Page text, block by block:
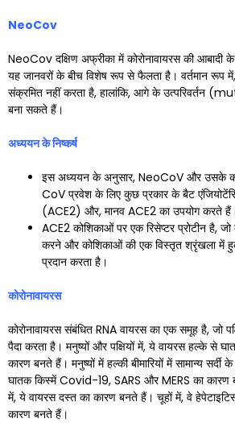
NeoCov
NeoCov दक्षिण अफ्रीका में कोरोनावायरस की आबादी
यह जानवरों के बीच विशेष रूप से फैलता है। वर्तमान रूप
संक्रमित नहीं करता है, हालांकि, आगे के उत्परिवर्तन
बना सकते हैं।
अध्ययन के निष्कर्ष
इस अध्ययन के अनुसार, NeoCoV और उसके
CoV प्रवेश के लिए कुछ प्रकार के बैट
(ACE2) और, मानव ACE2 का उपयोग करते
ACE2 कोशिकाओं पर एक रिसेप्टर प्रोटीन है,
करने और कोशिकाओं की एक विस्तृत श्रृंखला में
प्रदान करता है।
कोरोनावायरस
कोरोनावायरस संबंधित RNA वायरस का एक समूह है, जो
पैदा करता है। मनुष्यों और पक्षियों में, ये वायरस हल्के से
कारण बनते हैं। मनुष्यों में हल्की बीमारियों में सामान्य
घातक किस्में Covid-19, SARS और MERS का कारण
में, ये वायरस दस्त का कारण बनते हैं। चूहों में, वे
कारण बनते हैं।